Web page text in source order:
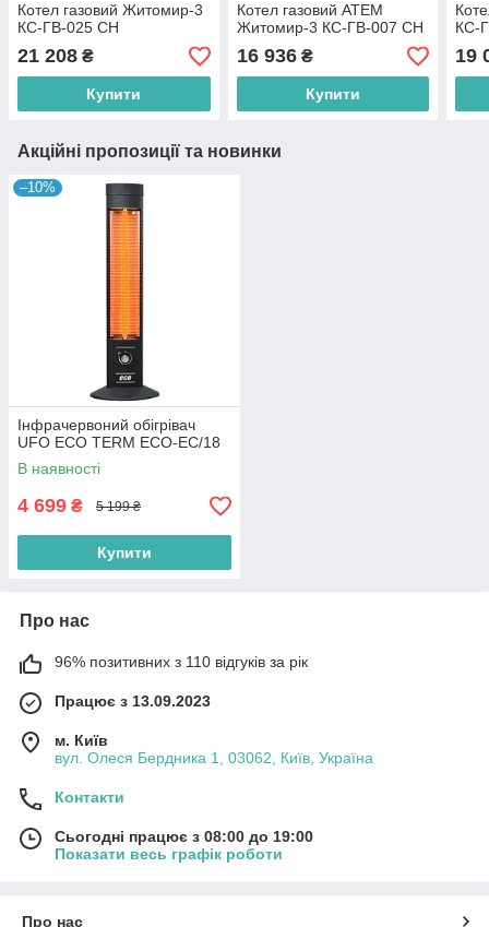
Котел газовий Житомир-3
КС-ГВ-025 СН
21 208 ₴
Купити
Котел газовий АТЕМ
Житомир-3 КС-ГВ-007 СН
16 936₴
Купити
КС-
19
Акційні пропозиції та новинки
–10%
Інфрачервоний обігрівач
UFO ECO TERM ECO-EC/18
В наявності
4 699 ₴ 5 199 ₴
Купити
Про нас
96% позитивних з 110 відгуків за рік
Працює з 13.09.2023
м. Київ
вул. Олеся Бердника 1, 03062, Київ, Україна
Контакти
Сьогодні працює з 08:00 до 19:00
Показати весь графік роботи
Про нас